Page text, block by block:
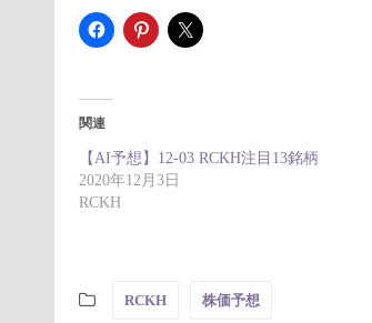
関連
【AI予想】12-03 RCKH注目13銘柄
2020年12月3日
RCKH
RCKH 株価予想